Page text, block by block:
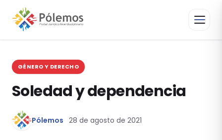
GÉNERO Y DERECHO
Soledad y dependencia
Pólemos 28 de agosto de 2021